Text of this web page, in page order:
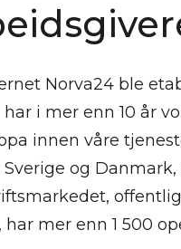
Norva24 ble
i mer enn 10 år
innen våre
Sverige og
har mer enn 1 500